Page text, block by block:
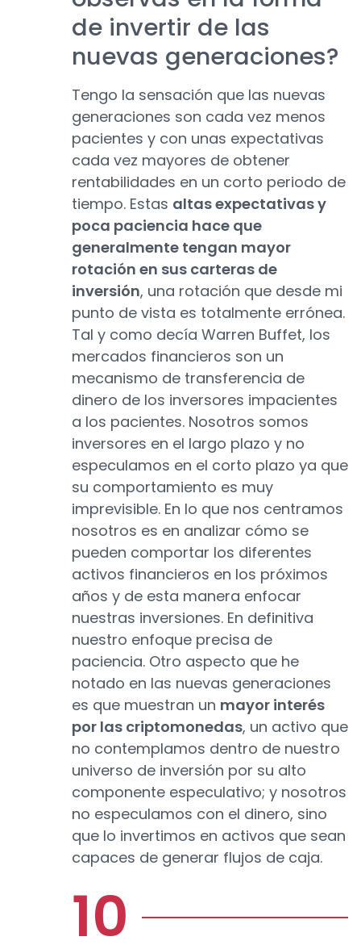
de invertir de las
nuevas generaciones?
Tengo la sensación que las nuevas
generaciones son cada vez menos
pacientes y con unas expectativas
cada vez mayores de obtener
rentabilidades en un corto periodo de
tiempo. Estas altas expectativas y
poca paciencia hace que
generalmente tengan mayor
rotación en sus carteras de
inversión, una rotación que desde mi
punto de vista es totalmente errónea.
Tal y como decía Warren Buffet, los
mercados financieros son un
mecanismo de transferencia de
dinero de los inversores impacientes
a los pacientes. Nosotros somos
inversores en el largo plazo y no
especulamos en el corto plazo ya que
su comportamiento es muy
imprevisible. En lo que nos centramos
nosotros es en analizar cómo se
pueden comportar los diferentes
activos financieros en los próximos
años y de esta manera enfocar
nuestras inversiones. En definitiva
nuestro enfoque precisa de
paciencia. Otro aspecto que he
notado en las nuevas generaciones
es que muestran un mayor interés
por las criptomonedas, un activo que
no contemplamos dentro de nuestro
universo de inversión por su alto
componente especulativo; y nosotros
no especulamos con el dinero, sino
que lo invertimos en activos que sean
capaces de generar flujos de caja.